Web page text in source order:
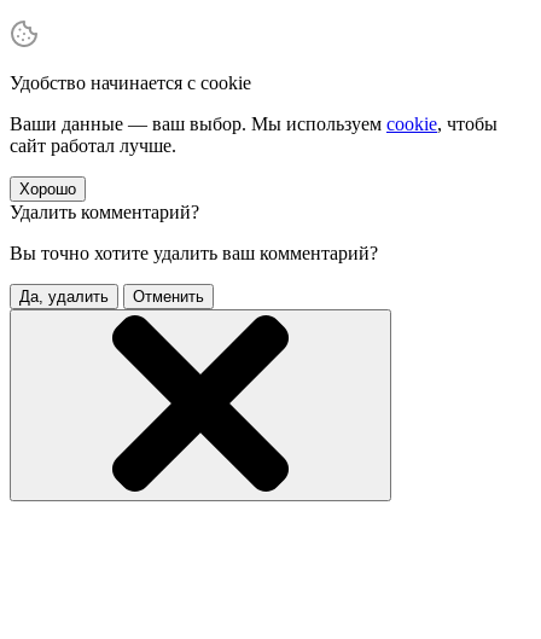
Удобство начинается с cookie
Ваши данные — ваш выбор. Мы используем cookie, чтобы
сайт работал лучше.
Хорошо
Удалить комментарий?
Вы точно хотите удалить ваш комментарий?
Да, удалить Отменить